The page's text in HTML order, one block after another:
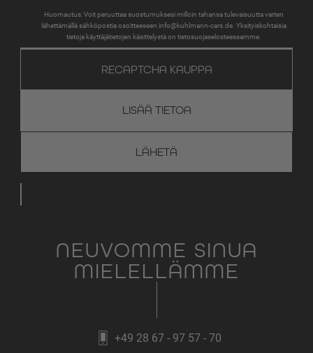
Huomautus: Voit peruuttaa suostumuksesi milloin tahansa tulevaisuutta varten
lähettämällä sähköpostia osoitteeseen info@kuhlmann-cars.de. Yksityiskohtaisia
tietoja käyttäjätietojen käsittelystä on tietosuojaselosteessamme.
RECAPTCHA KAUPPA
LISÄÄ TIETOA
NEUVOMME SINUA
MIELELLÄMME
+49 28 67 - 97 57 - 70